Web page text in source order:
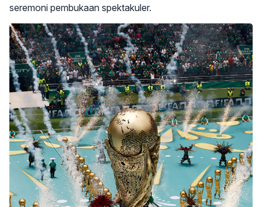
seremoni pembukaan spektakuler.